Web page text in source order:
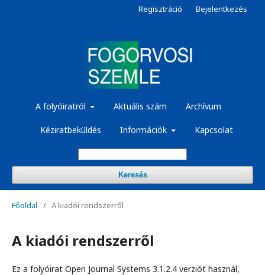
A folyóiratról Aktuális szám Archívum
Kéziratbeküldés Információk Kapcsolat
Keresés
Regisztráció Bejelentkezés
Főoldal / A kiadói rendszerről
A kiadói rendszerről
Ez a folyóirat Open Journal Systems 3.1.2.4 verziót használ,